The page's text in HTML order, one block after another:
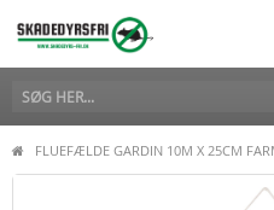
FLUEFÆLDE GARDIN 10M X 25CM